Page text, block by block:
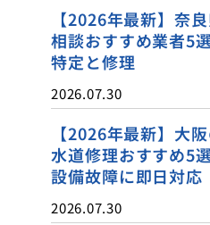
【2026年最新】奈
相談おすすめ業者5
特定と修理
2026.07.30
【2026年最新】大
水道修理おすすめ5
設備故障に即日対応
2026.07.30